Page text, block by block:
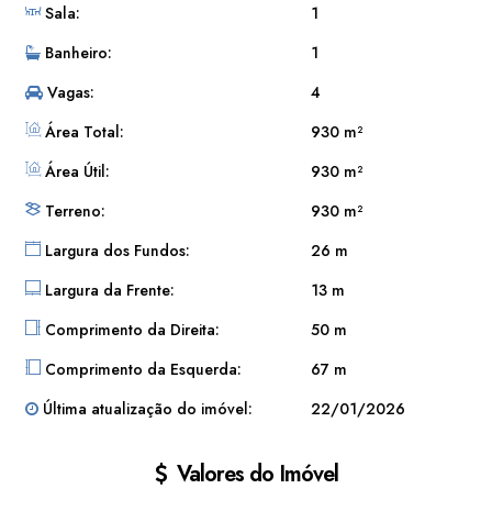
Sala:
1
Banheiro:
1
Vagas:
4
Área Total:
930 m²
Área Útil:
930 m²
Terreno:
930 m²
Largura dos Fundos:
26 m
Largura da Frente:
13 m
Comprimento da Direita:
50 m
Comprimento da Esquerda:
67 m
Última atualização do imóvel:
22/01/2026
Valores do Imóvel